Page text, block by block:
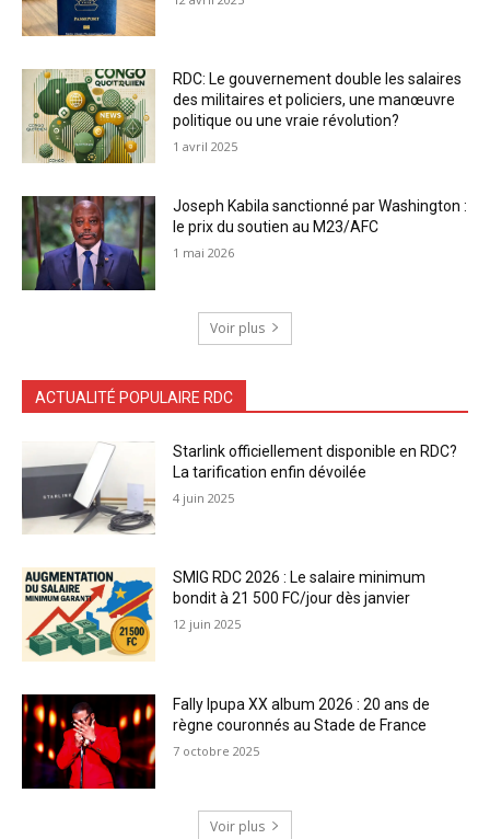
RDC: Le gouvernement double les salaires
des militaires et policiers, une manœuvre
politique ou une vraie révolution?
1 avril 2025
Joseph Kabila sanctionné par Washington :
le prix du soutien au M23/AFC
1 mai 2026
Voir plus
ACTUALITÉ POPULAIRE RDC
Starlink officiellement disponible en RDC?
La tarification enfin dévoilée
4 juin 2025
SMIG RDC 2026 : Le salaire minimum
bondit à 21 500 FC/jour dès janvier
12 juin 2025
Fally Ipupa XX album 2026 : 20 ans de
règne couronnés au Stade de France
7 octobre 2025
Voir plus